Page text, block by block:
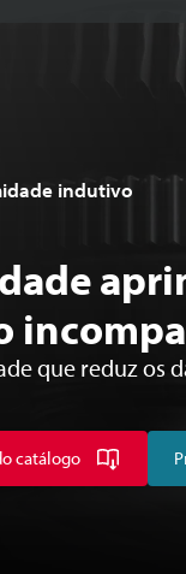
indutivo
que reduz os
catálogo